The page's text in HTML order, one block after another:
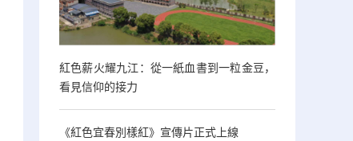
紅色薪火耀九江：從一紙血書到一粒金豆，
看見信仰的接力
《紅色宜春別樣紅》宣傳片正式上線